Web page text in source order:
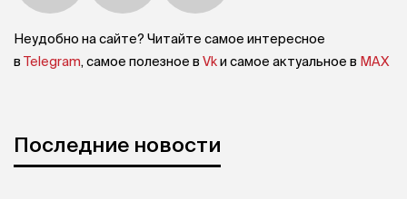
Неудобно на сайте? Читайте самое интересное
в Telegram, самое полезное в Vkи самое актуальное в MAX
Последние новости